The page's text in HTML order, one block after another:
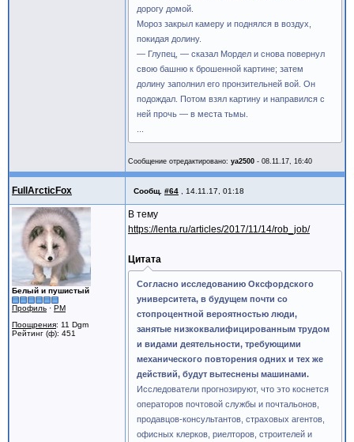
дорогу домой.
Мороз закрыл камеру и поднялся в воздух,
покидая долину.
— Глупец, — сказал Мордел и снова повернул
свою башню к брошенной картине; затем
долину заполнил его пронзительней вой. Он
подождал. Потом взял картину и направился с
ней прочь — в места тьмы.
Сообщение отредактировано: ya2500 - 08.11.17, 16:40
FullArcticFox Сообщ. #64 14.11.17, 01:18
Белый и пушистый
Профиль · PM
Поощрения: 11 Dgm
Рейтинг (ф): 451
В тему
https://lenta.ru/articles/2017/11/14/rob_job/
Цитата
Согласно исследованию Оксфордского
университета, в будущем почти со
стопроцентной вероятностью люди,
занятые низкоквалифицированным трудом
и видами деятельности, требующими
механического повторения одних и тех же
действий, будут вытеснены машинами.
Исследователи прогнозируют, что это коснется
операторов почтовой службы и почтальонов,
продавцов-консультантов, страховых агентов,
офисных клерков, риелторов, строителей и